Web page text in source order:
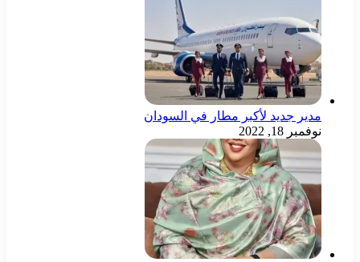
مدير جديد لأكبر مطار في السودان
نوفمبر 18, 2022